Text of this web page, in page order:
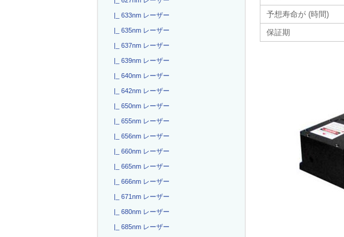
|_ 633nm レーザー
|_ 635nm レーザー
|_ 637nm レーザー
|_ 639nm レーザー
|_ 640nm レーザー
|_ 642nm レーザー
|_ 650nm レーザー
|_ 655nm レーザー
|_ 656nm レーザー
|_ 660nm レーザー
|_ 665nm レーザー
|_ 666nm レーザー
|_ 671nm レーザー
|_ 680nm レーザー
|_ 685nm レーザー
予想寿命が (時間)
保証期